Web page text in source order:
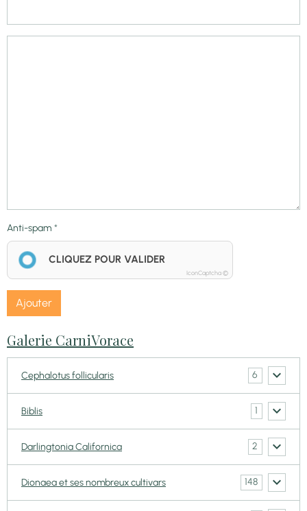
Anti-spam
CLIQUEZ POUR VALIDER
IconCaptcha ©
Ajouter
Galerie CarniVorace
Cephalotus follicularis 6
Biblis 1
Darlingtonia Californica 2
Dionaea et ses nombreux cultivars 148